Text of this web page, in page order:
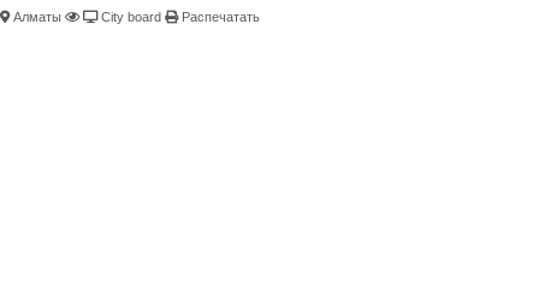
Алматы City board Распечатать